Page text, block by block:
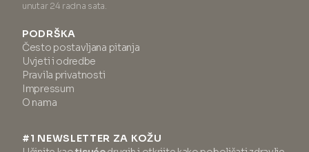
unutar 24 radna sata.
PODRŠKA
Često postavljana pitanja
Uvjeti i odredbe
Pravila privatnosti
Impressum
O nama
#1 NEWSLETTER ZA KOŽU